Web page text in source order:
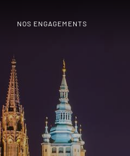
NOS ENGAGEMENTS